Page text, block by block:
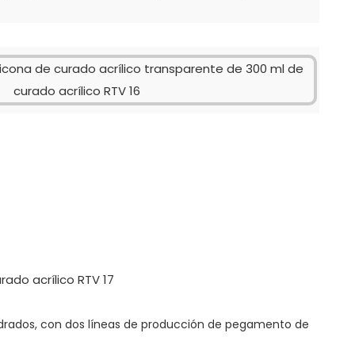
con dos líneas de producción de pegamento de